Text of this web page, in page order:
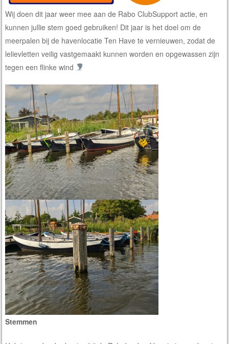
Wij doen dit jaar weer mee aan de Rabo ClubSupport actie, en
kunnen jullie stem goed gebruiken! Dit jaar is het doel om de
meerpalen bij de havenlocatie Ten Have te vernieuwen, zodat de
lelievletten veilig vastgemaakt kunnen worden en opgewassen zijn
tegen een flinke wind
Stemmen